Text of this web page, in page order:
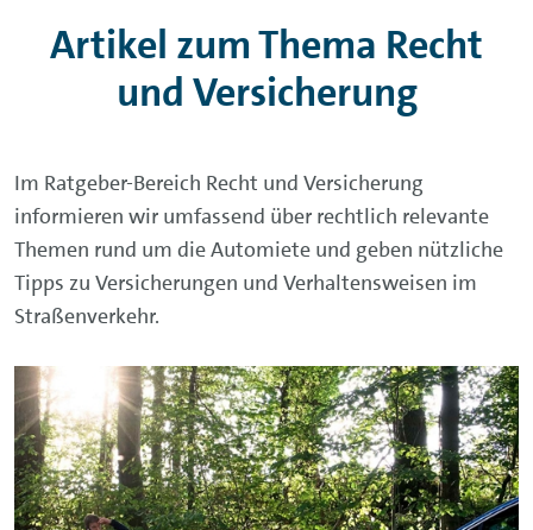
Artikel zum Thema Recht
und Versicherung
Im Ratgeber-Bereich Recht und Versicherung
informieren wir umfassend über rechtlich relevante
Themen rund um die Automiete und geben nützliche
Tipps zu Versicherungen und Verhaltensweisen im
Straßenverkehr.